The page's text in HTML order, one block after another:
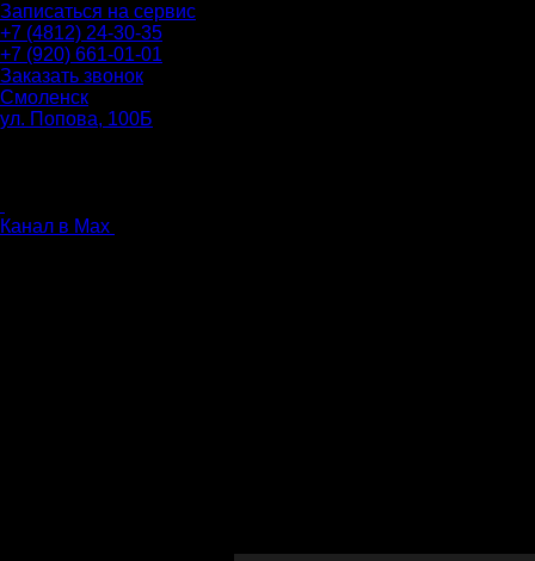
Записаться на сервис
+7 (4812) 24-30-35
+7 (920) 661-01-01
Заказать звонок
Смоленск
ул. Попова, 100Б
Канал в Max